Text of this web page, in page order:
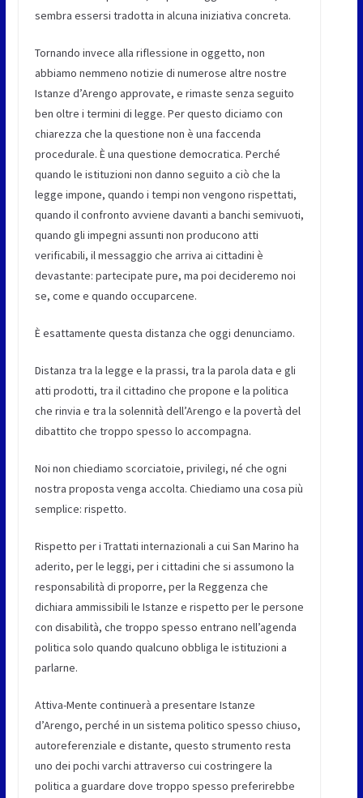
sembra essersi tradotta in alcuna iniziativa concreta.
Tornando invece alla riflessione in oggetto, non
abbiamo nemmeno notizie di numerose altre nostre
Istanze d’Arengo approvate, e rimaste senza seguito
ben oltre i termini di legge. Per questo diciamo con
chiarezza che la questione non è una faccenda
procedurale. È una questione democratica. Perché
quando le istituzioni non danno seguito a ciò che la
legge impone, quando i tempi non vengono rispettati,
quando il confronto avviene davanti a banchi semivuoti,
quando gli impegni assunti non producono atti
verificabili, il messaggio che arriva ai cittadini è
devastante: partecipate pure, ma poi decideremo noi
se, come e quando occuparcene.
È esattamente questa distanza che oggi denunciamo.
Distanza tra la legge e la prassi, tra la parola data e gli
atti prodotti, tra il cittadino che propone e la politica
che rinvia e tra la solennità dell’Arengo e la povertà del
dibattito che troppo spesso lo accompagna.
Noi non chiediamo scorciatoie, privilegi, né che ogni
nostra proposta venga accolta. Chiediamo una cosa più
semplice: rispetto.
Rispetto per i Trattati internazionali a cui San Marino ha
aderito, per le leggi, per i cittadini che si assumono la
responsabilità di proporre, per la Reggenza che
dichiara ammissibili le Istanze e rispetto per le persone
con disabilità, che troppo spesso entrano nell’agenda
politica solo quando qualcuno obbliga le istituzioni a
parlarne.
Attiva-Mente continuerà a presentare Istanze
d’Arengo, perché in un sistema politico spesso chiuso,
autoreferenziale e distante, questo strumento resta
uno dei pochi varchi attraverso cui costringere la
politica a guardare dove troppo spesso preferirebbe